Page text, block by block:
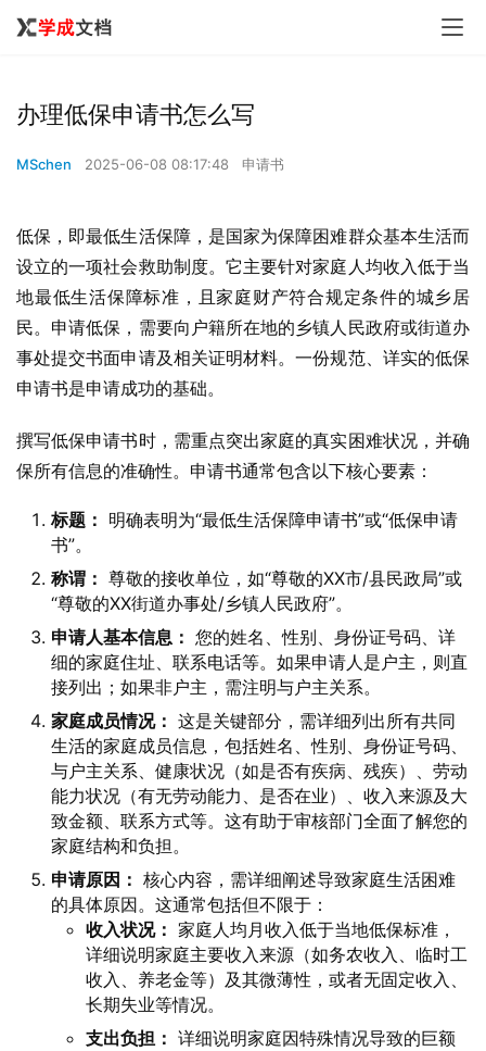
办理低保申请书怎么写
MSchen 2025-06-08 08:17:48 申请书
低保，即最低生活保障，是国家为保障困难群众基本生活而
设立的一项社会救助制度。它主要针对家庭人均收入低于当
地最低生活保障标准，且家庭财产符合规定条件的城乡居
民。申请低保，需要向户籍所在地的乡镇人民政府或街道办
事处提交书面申请及相关证明材料。一份规范、详实的低保
申请书是申请成功的基础。
撰写低保申请书时，需重点突出家庭的真实困难状况，并确
保所有信息的准确性。申请书通常包含以下核心要素：
标题： 明确表明为“最低生活保障申请书”或“低保申请
书”。
称谓： 尊敬的接收单位，如“尊敬的XX市/县民政局”或
“尊敬的XX街道办事处/乡镇人民政府”。
申请人基本信息： 您的姓名、性别、身份证号码、详
细的家庭住址、联系电话等。如果申请人是户主，则直
接列出；如果非户主，需注明与户主关系。
家庭成员情况： 这是关键部分，需详细列出所有共同
生活的家庭成员信息，包括姓名、性别、身份证号码、
与户主关系、健康状况（如是否有疾病、残疾）、劳动
能力状况（有无劳动能力、是否在业）、收入来源及大
致金额、联系方式等。这有助于审核部门全面了解您的
家庭结构和负担。
申请原因： 核心内容，需详细阐述导致家庭生活困难
的具体原因。这通常包括但不限于：
收入状况： 家庭人均月收入低于当地低保标准，
详细说明家庭主要收入来源（如务农收入、临时工
收入、养老金等）及其微薄性，或者无固定收入、
长期失业等情况。
支出负担： 详细说明家庭因特殊情况导致的巨额